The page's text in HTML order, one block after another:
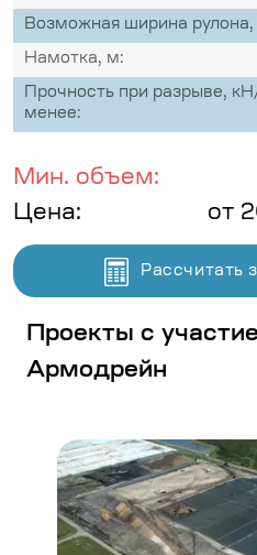
Возможная ширина рулона,
Намотка, м:
Прочность при разрыве,
менее:
Мин. объем:
Цена:
от
Рассчитать
Проекты с
Армодрейн